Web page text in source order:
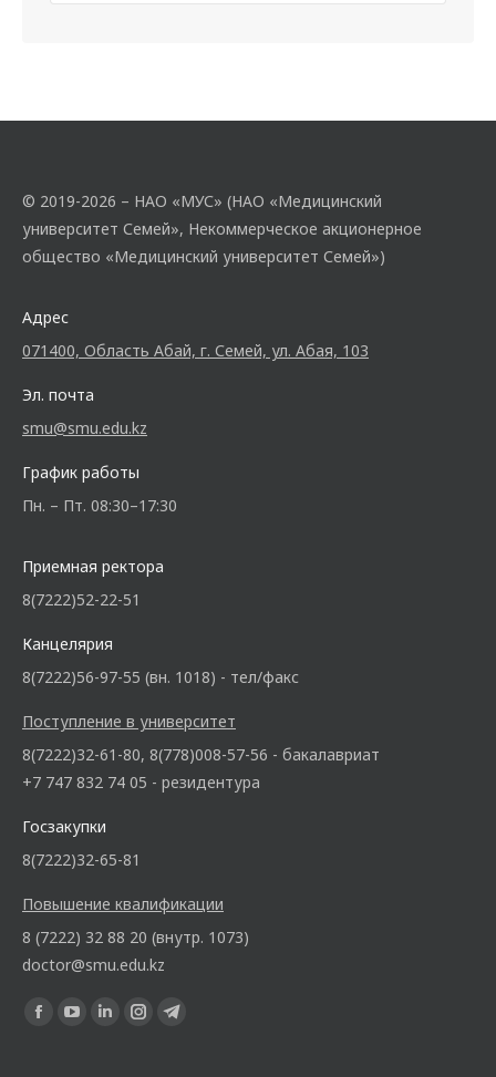
© 2019-2026 – НАО «МУС» (НАО «Медицинский
университет Семей», Некоммерческое акционерное
общество «Медицинский университет Семей»)
Адрес
071400, Область Абай, г. Семей, ул. Абая, 103
Эл. почта
smu@smu.edu.kz
График работы
Пн. – Пт. 08:30–17:30
Приемная ректора
8(7222)52-22-51
Канцелярия
8(7222)56-97-55 (вн. 1018) - тел/факс
Поступление в университет
8(7222)32-61-80, 8(778)008-57-56 - бакалавриат
+7 747 832 74 05 - резидентура
Госзакупки
8(7222)32-65-81
Повышение квалификации
8 (7222) 32 88 20 (внутр. 1073)
doctor@smu.edu.kz
Ищите нас: